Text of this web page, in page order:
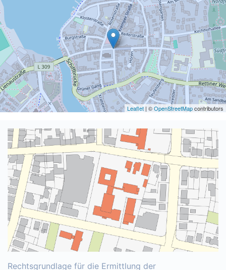
Leaflet | ©OpenStreetMapcontributors
Rechtsgrundlage für die Ermittlung der